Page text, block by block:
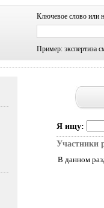
Ключевое слово или
Пример: экспертиза
Я ищу:
Участники
В данном